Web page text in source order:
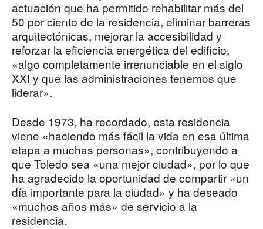
actuación que ha permitido rehabilitar más del
50 por ciento de la residencia, eliminar barreras
arquitectónicas, mejorar la accesibilidad y
reforzar la eficiencia energética del edificio,
«algo completamente irrenunciable en el siglo
XXI y que las administraciones tenemos que
liderar».
Desde 1973, ha recordado, esta residencia
viene «haciendo más fácil la vida en esa última
etapa a muchas personas», contribuyendo a
que Toledo sea «una mejor ciudad», por lo que
ha agradecido la oportunidad de compartir «un
día importante para la ciudad» y ha deseado
«muchos años más» de servicio a la
residencia.